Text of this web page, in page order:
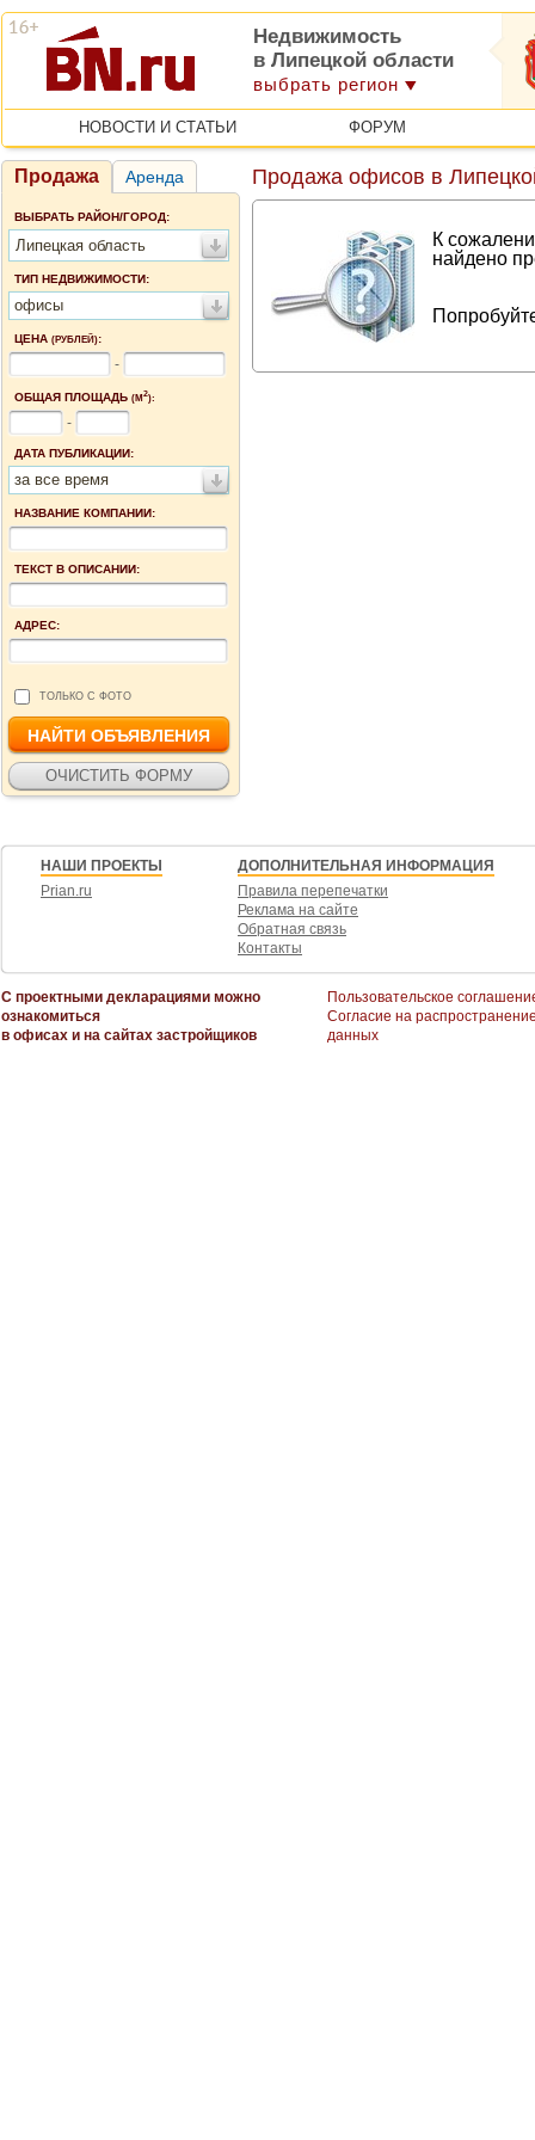
Недвижимость
в Липецкой области
выбрать регион
НОВОСТИ И СТАТЬИ ФОРУМ
Продажа Аренда
ВЫБРАТЬ РАЙОН/ГОРОД:
Липецкая область
ТИП НЕДВИЖИМОСТИ:
офисы
ЦЕНА (РУБЛЕЙ):
-
ОБЩАЯ ПЛОЩАДЬ (М2):
-
ДАТА ПУБЛИКАЦИИ:
за все время
НАЗВАНИЕ КОМПАНИИ:
ТЕКСТ В ОПИСАНИИ:
АДРЕС:
ТОЛЬКО С ФОТО
Продажа офисов в
К
найдено
НАШИ ПРОЕКТЫ
Prian.ru
ДОПОЛНИТЕЛЬНАЯ ИНФОРМАЦИЯ
Правила перепечатки
Реклама на сайте
Обратная связь
Контакты
С проектными декларациями можно
ознакомиться
в офисах и на сайтах застройщиков
Пользовательское
Согласие на
данных